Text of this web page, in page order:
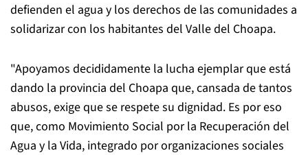
defienden el agua y los derechos de las comunidades a
solidarizar con los habitantes del Valle del Choapa.
"Apoyamos decididamente la lucha ejemplar que está
dando la provincia del Choapa que, cansada de tantos
abusos, exige que se respete su dignidad. Es por eso
que, como Movimiento Social por la Recuperación del
Agua y la Vida, integrado por organizaciones sociales